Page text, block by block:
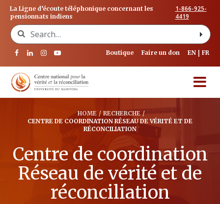
La Ligne d’écoute téléphonique concernant les
pensionnats indiens
1-866-925-
4419
Search for:
Boutique Faire un don EN FR
HOME / RECHERCHE /
CENTRE DE COORDINATION RÉSEAU DE VÉRITÉ ET DE
RÉCONCILIATION
Centre de coordination
Réseau de vérité et de
réconciliation